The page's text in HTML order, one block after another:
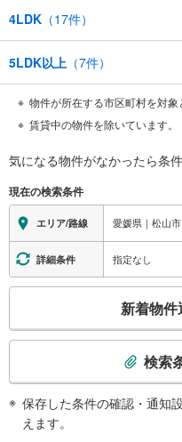
4LDK （17件）
5LDK以上 （7件）
物件が所在する市区町村を対象
賃貸中の物件を除いています。
気になる物件がなかったら条
現在の検索条件
エリア/路線 愛媛県｜松山
詳細条件 指定なし
検
新着物件
検索
保存した条件の確認・通知
えます。